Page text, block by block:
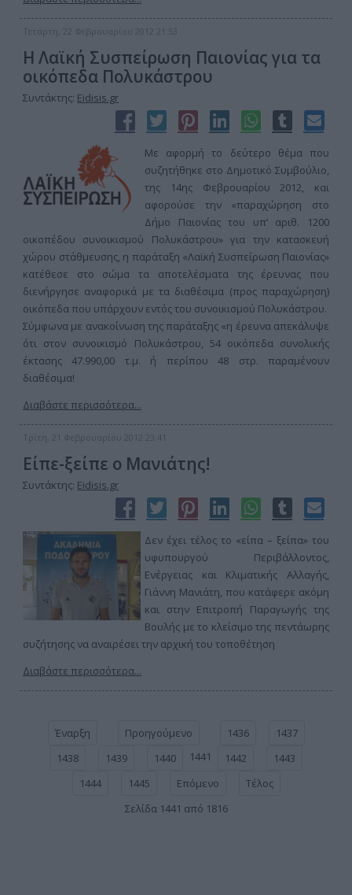
Τετάρτη, 22 Φεβρουαρίου 2012 21:53
Η Λαϊκή Συσπείρωση Παιονίας για τα
οικόπεδα Πολυκάστρου
Συντάκτης: Eidisis.gr
Mε αφορμή το δεύτερο θέμα που
συζητήθηκε στο Δημοτικό Συμβούλιο,
της 14ης Φεβρουαρίου 2012, και
αφορούσε την «παραχώρηση στο
Δήμο Παιονίας του υπ’ αριθ. 1200
οικοπέδου συνοικισμού Πολυκάστρου» για την κατασκευή
χώρου στάθμευσης, η παράταξη «Λαϊκή Συσπείρωση Παιονίας»
κατέθεσε στο σώμα τα αποτελέσματα της έρευνας που
διενήργησε αναφορικά με τα διαθέσιμα (προς παραχώρηση)
οικόπεδα που υπάρχουν εντός του συνοικισμού Πολυκάστρου.
Σύμφωνα με ανακοίνωση της παράταξης «η έρευνα απεκάλυψε
ότι στον συνοικισμό Πολυκάστρου, 54 οικόπεδα συνολικής
έκτασης 47.990,00 τ.μ. ή περίπου 48 στρ. παραμένουν
διαθέσιμα!
Διαβάστε περισσότερα...
Τρίτη, 21 Φεβρουαρίου 2012 23:41
Είπε-ξείπε ο Μανιάτης!
Συντάκτης: Eidisis.gr
Δεν έχει τέλος το «είπα – ξείπα» του
υφυπουργού Περιβάλλοντος,
Ενέργειας και Κλιματικής Αλλαγής,
Γιάννη Μανιάτη, που κατάφερε ακόμη
και στην Επιτροπή Παραγωγής της
Βουλής με το κλείσιμο της πεντάωρης
συζήτησης να αναιρέσει την αρχική του τοποθέτηση
Διαβάστε περισσότερα...
Έναρξη Προηγούμενο 1436
1437
1438
1439 1440 1441 1442
1443
1444
1445 Επόμενο
Τέλος
Σελίδα 1441 από 1816